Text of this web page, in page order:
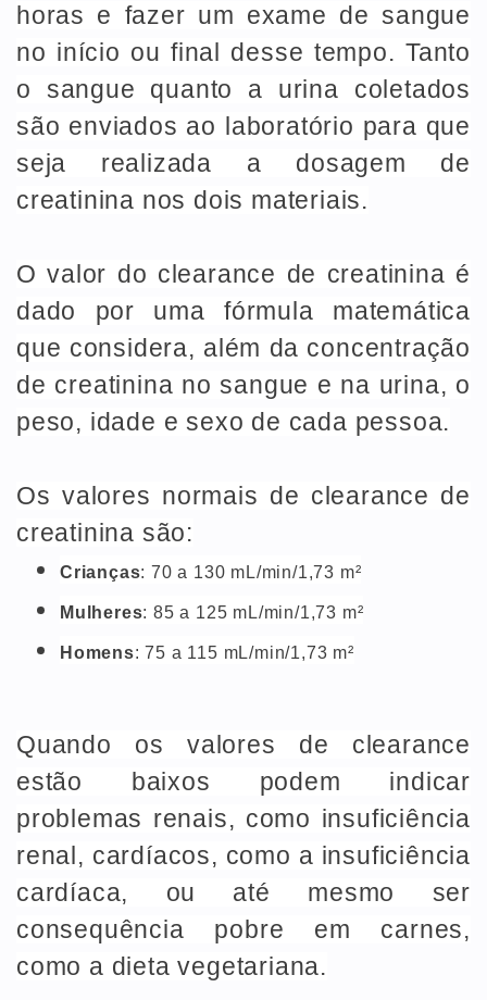
horas e fazer um exame de sangue
no início ou final desse tempo. Tanto
o sangue quanto a urina coletados
são enviados ao laboratório para que
seja realizada a dosagem de
creatinina nos dois materiais.
O valor do clearance de creatinina é
dado por uma fórmula matemática
que considera, além da concentração
de creatinina no sangue e na urina, o
peso, idade e sexo de cada pessoa.
Os valores normais de clearance de
creatinina são:
Crianças: 70 a 130 mL/min/1,73 m²
Mulheres: 85 a 125 mL/min/1,73 m²
Homens: 75 a 115 mL/min/1,73 m²
Quando os valores de clearance
estão baixos podem indicar
problemas renais, como insuficiência
renal, cardíacos, como a insuficiência
cardíaca, ou até mesmo ser
consequência pobre em carnes,
como a dieta vegetariana.